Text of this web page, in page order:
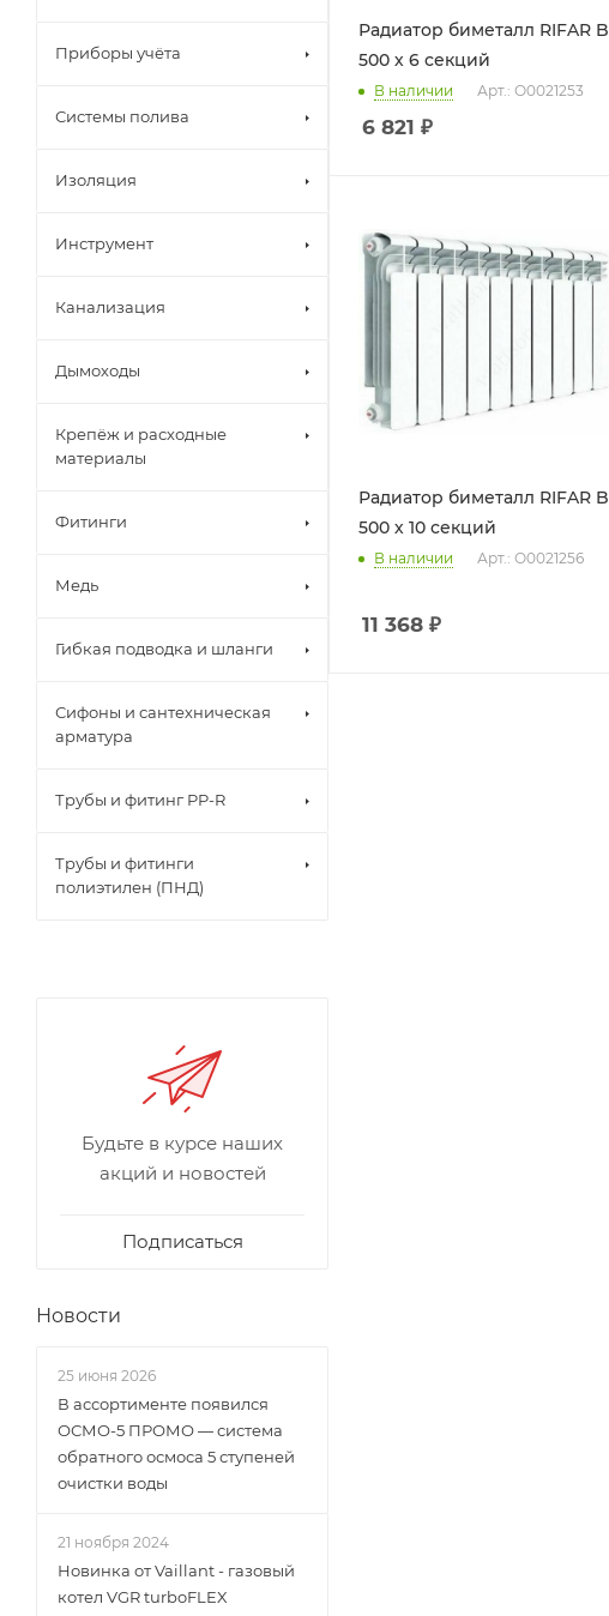
Радиатор биметалл RIFAR B
500 х 6 секций
В наличии Арт.: О0021253
6 821 ₽
Радиатор биметалл RIFAR B
500 х 10 секций
В наличии Арт.: О0021256
11 368 ₽
Приборы учёта
Системы полива
Изоляция
Инструмент
Канализация
Дымоходы
Крепёж и расходные
материалы
Фитинги
Медь
Гибкая подводка и шланги
Сифоны и сантехническая
арматура
Трубы и фитинг PP-R
Трубы и фитинги
полиэтилен (ПНД)
Будьте в курсе наших
акций и новостей
Подписаться
Новости
25 июня 2026
В ассортименте появился
ОСМО-5 ПРОМО — система
обратного осмоса 5 ступеней
очистки воды
21 ноября 2024
Новинка от Vaillant - газовый
котел VGR turboFLEX